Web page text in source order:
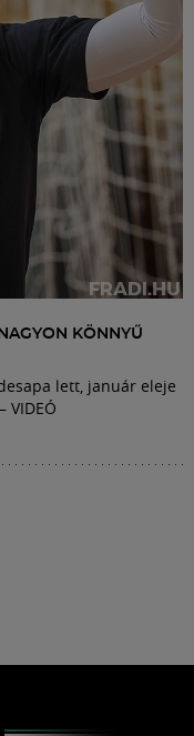
KÖNNYŰ
lett, január eleje
VIDEÓ